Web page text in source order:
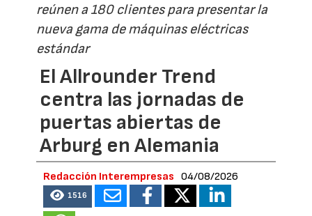
reúnen a 180 clientes para presentar la
nueva gama de máquinas eléctricas
estándar
El Allrounder Trend
centra las jornadas de
puertas abiertas de
Arburg en Alemania
Redacción Interempresas 04/08/2026
1516